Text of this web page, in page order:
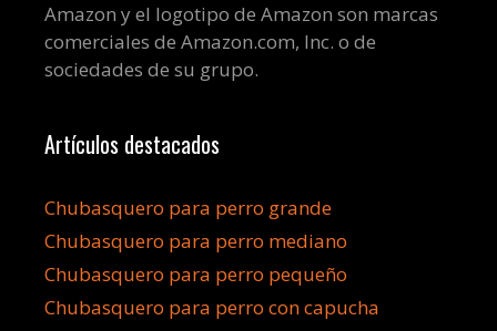
Amazon y el logotipo de Amazon son marcas
comerciales de Amazon.com, Inc. o de
sociedades de su grupo.
Artículos destacados
Chubasquero para perro grande
Chubasquero para perro mediano
Chubasquero para perro pequeño
Chubasquero para perro con capucha